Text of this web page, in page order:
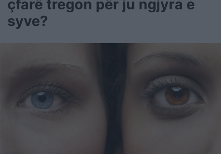
çfarë tregon për ju ngjyra e
syve?